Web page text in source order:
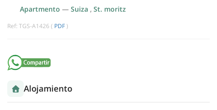
Apartmento — Suiza , St. moritz
Ref: TGS-A1426 ( PDF )
Alojamiento